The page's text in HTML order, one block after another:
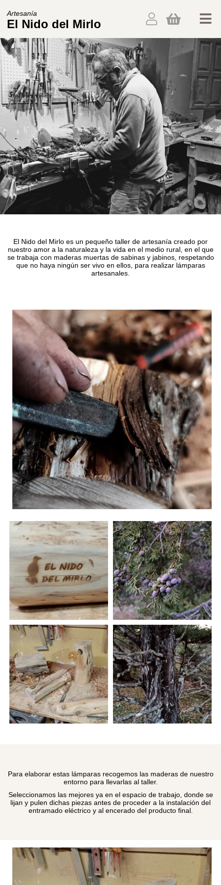
Artesanía
El Nido del Mirlo
El Nido del Mirlo es un pequeño taller de artesanía creado por
nuestro amor a la naturaleza y la vida en el medio rural, en el que
se trabaja con maderas muertas de sabinas y jabinos, respetando
que no haya ningún ser vivo en ellos, para realizar lámparas
artesanales.
Para elaborar estas lámparas recogemos las maderas de nuestro
entorno para llevarlas al taller.
Seleccionamos las mejores ya en el espacio de trabajo, donde se
lijan y pulen dichas piezas antes de proceder a la instalación del
entramado eléctrico y al encerado del producto final.